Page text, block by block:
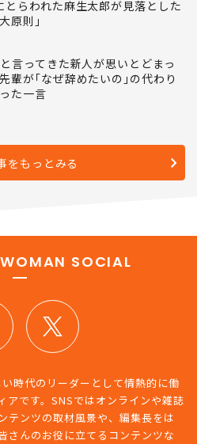
とらわれた麻生太郎が見落とした
原則｣
言ってきた新人が思いとどまっ
輩が｢なぜ辞めたいの｣の代わり
た一言
をもっとみる
SOCIAL
時代のリーダーとして情熱的に働
アです。SNSではオンラインや雑誌
テンツの取材風景や、編集長をは
さんのお役に立てるコンテンツな